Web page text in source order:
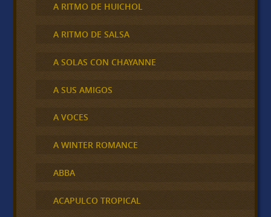
A RITMO DE HUICHOL
A RITMO DE SALSA
A SOLAS CON CHAYANNE
A SUS AMIGOS
A VOCES
A WINTER ROMANCE
ABBA
ACAPULCO TROPICAL